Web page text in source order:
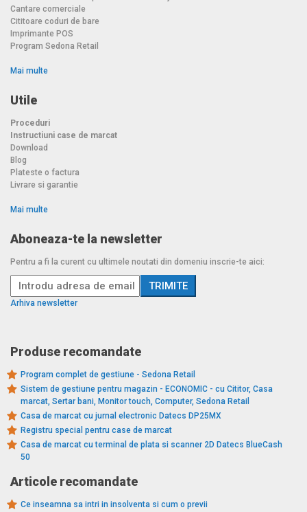
Cantare comerciale
Cititoare coduri de bare
Imprimante POS
Program Sedona Retail
Mai multe
Utile
Proceduri
Instructiuni case de marcat
Download
Blog
Plateste o factura
Livrare si garantie
Mai multe
Aboneaza-te la newsletter
Pentru a fi la curent cu ultimele noutati din domeniu inscrie-te aici:
Arhiva newsletter
Produse recomandate
Program complet de gestiune - Sedona Retail
Sistem de gestiune pentru magazin - ECONOMIC - cu Cititor, Casa
marcat, Sertar bani, Monitor touch, Computer, Sedona Retail
Casa de marcat cu jurnal electronic Datecs DP25MX
Registru special pentru case de marcat
Casa de marcat cu terminal de plata si scanner 2D Datecs BlueCash
50
Articole recomandate
Ce inseamna sa intri in insolventa si cum o previi